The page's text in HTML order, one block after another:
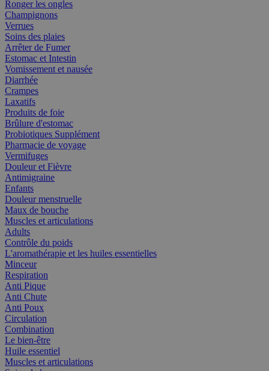
Ronger les ongles
Champignons
Verrues
Soins des plaies
Arrêter de Fumer
Estomac et Intestin
Vomissement et nausée
Diarrhée
Crampes
Laxatifs
Produits de foie
Brûlure d'estomac
Probiotiques Supplément
Pharmacie de voyage
Vermifuges
Douleur et Fièvre
Antimigraine
Enfants
Douleur menstruelle
Maux de bouche
Muscles et articulations
Adults
Contrôle du poids
L'aromathérapie et les huiles essentielles
Minceur
Respiration
Anti Pique
Anti Chute
Anti Poux
Circulation
Combination
Le bien-être
Huile essentiel
Muscles et articulations